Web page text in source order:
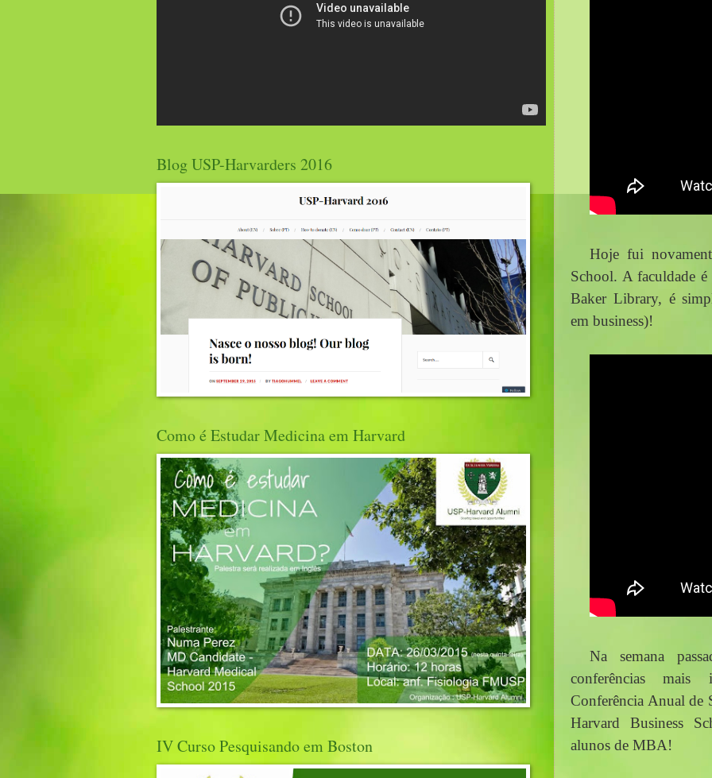
Hoje fui
School. A faculdade
Baker Library, é
em business)!
Na semana
conferências mais
Conferência Anual de
Harvard Business
alunos de MBA!
Blog USP-Harvarders 2016
Como é Estudar Medicina em Harvard
IV Curso Pesquisando em Boston